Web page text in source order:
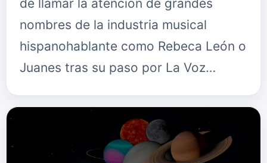
de llamar la atención de grandes
nombres de la industria musical
hispanohablante como Rebeca León o
Juanes tras su paso por La Voz…